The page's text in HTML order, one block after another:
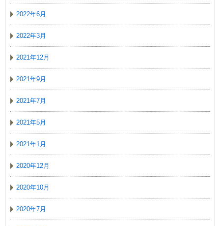
2022年6月
2022年3月
2021年12月
2021年9月
2021年7月
2021年5月
2021年1月
2020年12月
2020年10月
2020年7月